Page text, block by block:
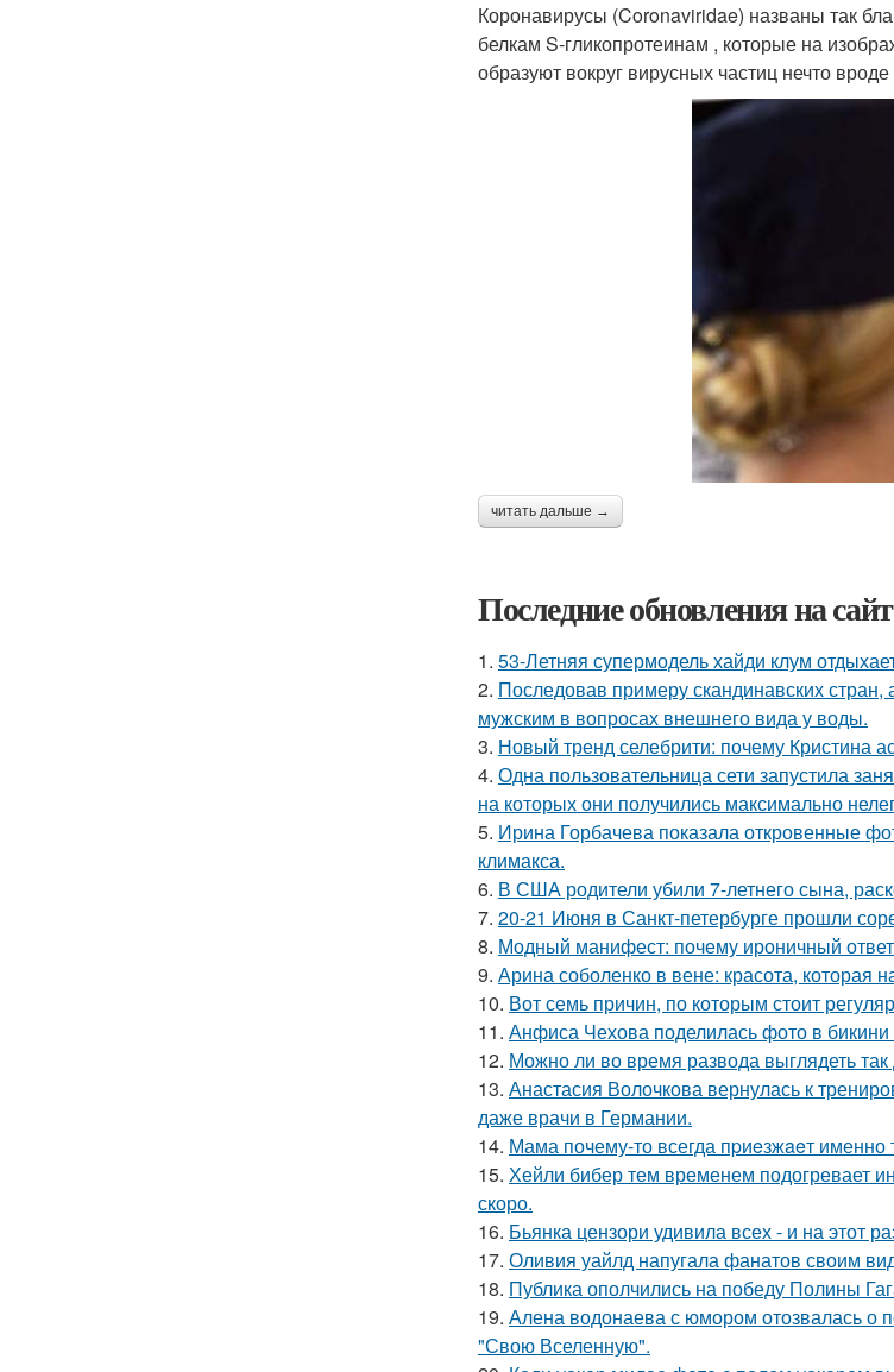
Коронавирусы (Coronaviridae) названы так
белкам S-гликопротеинам , которые на
образуют вокруг вирусных частиц нечто
читать дальше →
Последние обновления на
1. 53-Летняя супермодель хайди клум
2. Последовав примеру скандинавских
мужским в вопросах внешнего вида у воды.
3. Новый тренд селебрити: почему Кристина
4. Одна пользовательница сети запустила
на которых они получились максимально
5. Ирина Горбачева показала откровенные
климакса.
6. В США родители убили 7-летнего сына,
7. 20-21 Июня в Санкт-петербурге прошли
8. Модный манифест: почему ироничный ответ
9. Арина соболенко в вене: красота, которая
10. Вот семь причин, по которым стоит
11. Анфиса Чехова поделилась фото в бикини
12. Можно ли во время развода выглядеть так
13. Анастасия Волочкова вернулась к
даже врачи в Германии.
14. Мама почему-то всегда пpиeзжaeт именно
15. Хейли бибер тем временем подогревает
скоро.
16. Бьянка цензори удивила всех - и на этот
17. Оливия уайлд напугала фанатов своим
18. Публика ополчились на победу Полины
19. Алена водонаева с юмором отозвалась о
"Свою Вселенную".